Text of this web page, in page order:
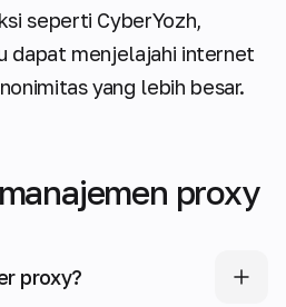
seperti CyberYozh,
dapat menjelajahi internet
yang lebih besar.
proxy
proxy?